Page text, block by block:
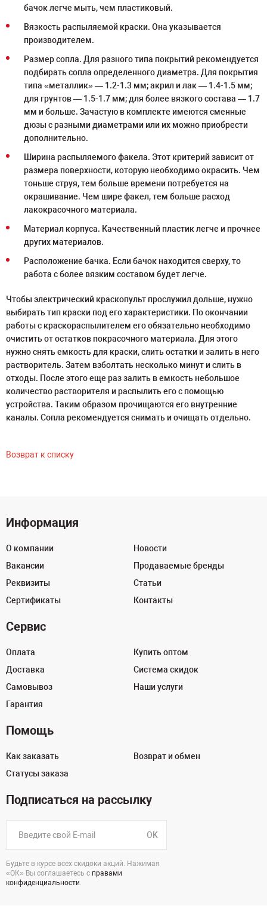
бачок легче мыть, чем пластиковый.
Вязкость распыляемой краски. Она указывается
производителем.
Размер сопла. Для разного типа покрытий рекомендуется
подбирать сопла определенного диаметра. Для покрытия
типа «металлик» — 1.2-1.3 мм; акрил и лак — 1.4-1.5 мм;
для грунтов — 1.5-1.7 мм; для более вязкого состава — 1.7
мм и больше. Зачастую в комплекте имеются сменные
дюзы с разными диаметрами или их можно приобрести
дополнительно.
Ширина распыляемого факела. Этот критерий зависит от
размера поверхности, которую необходимо окрасить. Чем
тоньше струя, тем больше времени потребуется на
окрашивание. Чем шире факел, тем больше расход
лакокрасочного материала.
Материал корпуса. Качественный пластик легче и прочнее
других материалов.
Расположение бачка. Если бачок находится сверху, то
работа с более вязким составом будет легче.
Чтобы электрический краскопульт прослужил дольше, нужно
выбирать тип краски под его характеристики. По окончании
работы с краскораспылителем его обязательно необходимо
очистить от остатков покрасочного материала. Для этого
нужно снять емкость для краски, слить остатки и залить в него
растворитель. Затем взболтать несколько минут и слить в
отходы. После этого еще раз залить в емкость небольшое
количество растворителя и распылить его с помощью
устройства. Таким образом прочищаются его внутренние
каналы. Сопла рекомендуется снимать и очищать отдельно.
Возврат к списку
Информация
О компании
Вакансии
Реквизиты
Сертификаты
Новости
Продаваемые бренды
Статьи
Контакты
Сервис
Оплата
Доставка
Самовывоз
Гарантия
Купить оптом
Система скидок
Наши услуги
Помощь
Как заказать
Статусы заказа
Возврат и обмен
Подписаться на рассылку
OK
Будьте в курсе всех скидоки акций. Нажимая
«ОК» Вы соглашаетесь с правами
конфиденциальности.